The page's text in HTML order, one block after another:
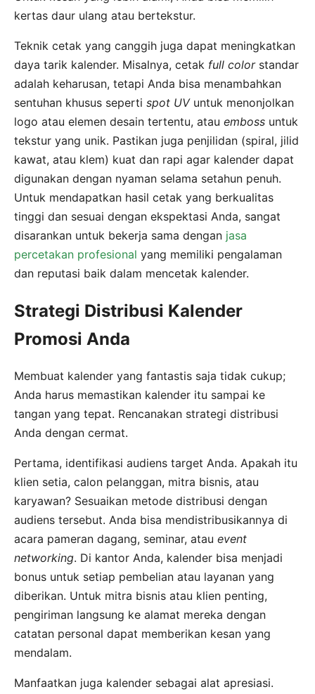
kertas daur ulang atau bertekstur.
Teknik cetak yang canggih juga dapat meningkatkan
daya tarik kalender. Misalnya, cetak full colorstandar
adalah keharusan, tetapi Anda bisa menambahkan
sentuhan khusus seperti spot UVuntuk menonjolkan
logo atau elemen desain tertentu, atau emboss untuk
tekstur yang unik. Pastikan juga penjilidan (spiral, jilid
kawat, atau klem) kuat dan rapi agar kalender dapat
digunakan dengan nyaman selama setahun penuh.
Untuk mendapatkan hasil cetak yang berkualitas
tinggi dan sesuai dengan ekspektasi Anda, sangat
disarankan untuk bekerja sama dengan jasa
percetakan profesional yang memiliki pengalaman
dan reputasi baik dalam mencetak kalender.
Strategi Distribusi Kalender
Promosi Anda
Membuat kalender yang fantastis saja tidak cukup;
Anda harus memastikan kalender itu sampai ke
tangan yang tepat. Rencanakan strategi distribusi
Anda dengan cermat.
Pertama, identifikasi audiens target Anda. Apakah itu
klien setia, calon pelanggan, mitra bisnis, atau
karyawan? Sesuaikan metode distribusi dengan
audiens tersebut. Anda bisa mendistribusikannya di
acara pameran dagang, seminar, atau event
networking. Di kantor Anda, kalender bisa menjadi
bonus untuk setiap pembelian atau layanan yang
diberikan. Untuk mitra bisnis atau klien penting,
pengiriman langsung ke alamat mereka dengan
catatan personal dapat memberikan kesan yang
mendalam.
Manfaatkan juga kalender sebagai alat apresiasi.